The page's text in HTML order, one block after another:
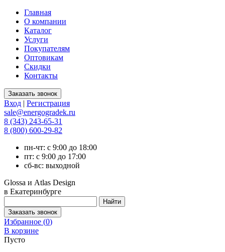
Главная
О компании
Каталог
Услуги
Покупателям
Оптовикам
Скидки
Контакты
Вход | Регистрация
sale@energogradek.ru
8 (343) 243-65-31
8 (800) 600-29-82
пн-чт: с 9:00 до 18:00
пт: с 9:00 до 17:00
сб-вс: выходной
Glossa и Atlas Design
в Екатеринбурге
Избранное (0)
В корзине
Пусто